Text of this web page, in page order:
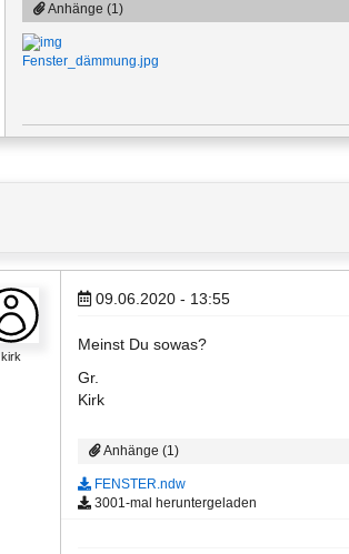
Anhänge (1)
Fenster_dämmung.jpg
kirk
09.06.2020 - 13:55
Meinst Du sowas?
Gr.
Kirk
Anhänge (1)
FENSTER.ndw
3001-mal heruntergeladen